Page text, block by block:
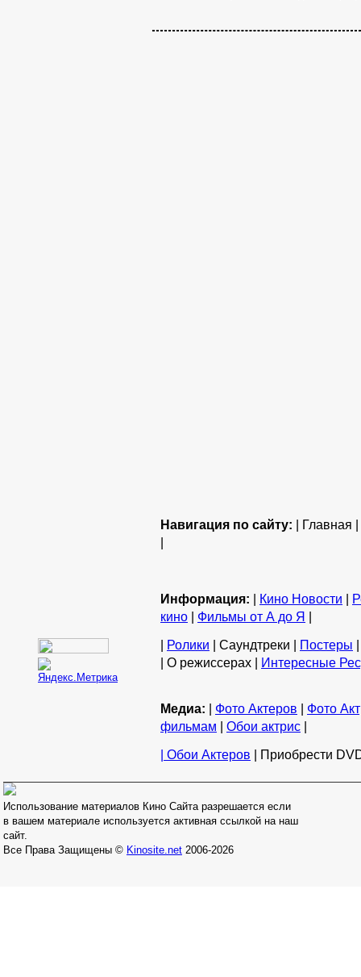
Навигация по сайту: | Главная |
|
Информация: | Кино Новости |
кино | Фильмы от А до Я |
| Ролики | Саундтреки | Постеры
| О режиссерах | Интересные
Медиа: | Фото Актеров | Фото
фильмам | Обои актрис |
| Обои Актеров | Приобрести
Использование материалов Кино Сайта разрешается если
в вашем материале используется активная ссылкой на наш
сайт.
Все Права Защищены © Kinosite.net 2006-2026